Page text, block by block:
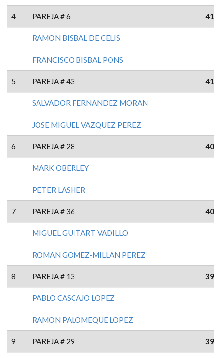
4 PAREJA # 6 41
RAMON BISBAL DE CELIS
FRANCISCO BISBAL PONS
5 PAREJA # 43 41
SALVADOR FERNANDEZ MORAN
JOSE MIGUEL VAZQUEZ PEREZ
6 PAREJA # 28 40
MARK OBERLEY
PETER LASHER
7 PAREJA # 36 40
MIGUEL GUITART VADILLO
ROMAN GOMEZ-MILLAN PEREZ
8 PAREJA # 13 39
PABLO CASCAJO LOPEZ
RAMON PALOMEQUE LOPEZ
9 PAREJA # 29 39